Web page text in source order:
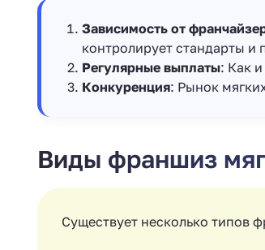
Зависимость от
контролирует стандарты и
Регулярные выплаты: Как
Конкуренция: Рынок
Виды франшиз
Существует несколько типов